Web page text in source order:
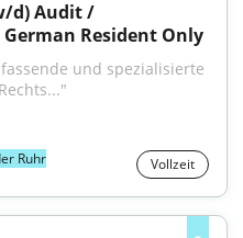
German Resident Only
Ruhr Vollzeit